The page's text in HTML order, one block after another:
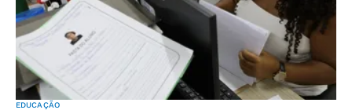
EDUCAÇÃO